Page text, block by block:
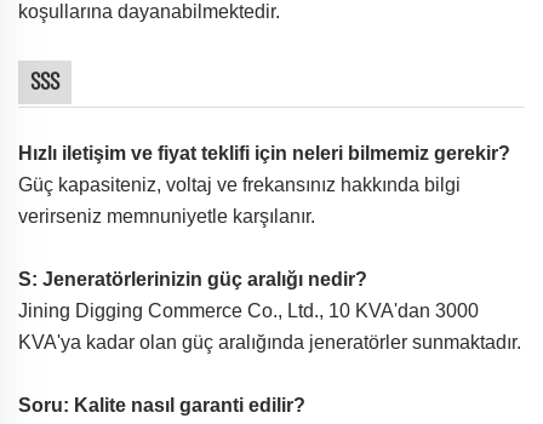
koşullarına dayanabilmektedir.
SSS
Hızlı iletişim ve fiyat teklifi için neleri bilmemiz gerekir?
Güç kapasiteniz, voltaj ve frekansınız hakkında bilgi
verirseniz memnuniyetle karşılanır.
S: Jeneratörlerinizin güç aralığı nedir?
Jining Digging Commerce Co., Ltd., 10 KVA'dan 3000
KVA'ya kadar olan güç aralığında jeneratörler sunmaktadır.
Soru: Kalite nasıl garanti edilir?